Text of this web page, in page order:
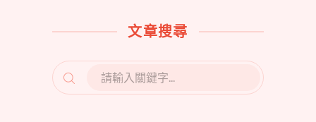
文章搜尋
SEARCH
FOR: